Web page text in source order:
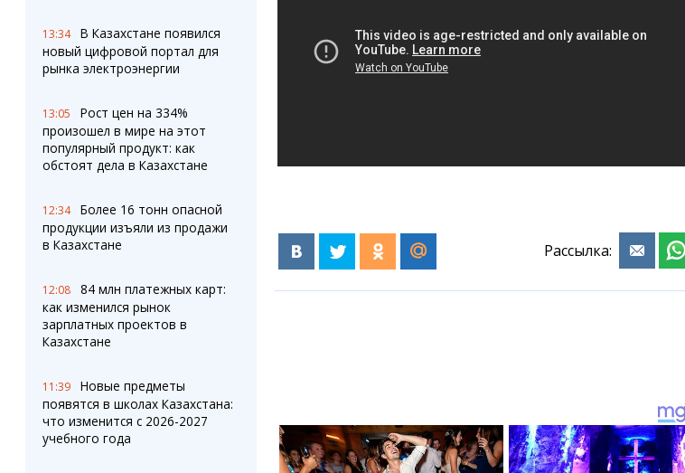
13:34
В Казахстане появился
новый цифровой портал для
рынка электроэнергии
13:05
Рост цен на 334%
произошел в мире на этот
популярный продукт: как
обстоят дела в Казахстане
12:34
Более 16 тонн опасной
продукции изъяли из продажи
в Казахстане
12:08
84 млн платежных карт:
как изменился рынок
зарплатных проектов в
Казахстане
11:39
Новые предметы
появятся в школах Казахстана:
что изменится с 2026-2027
учебного года
Рассылка: